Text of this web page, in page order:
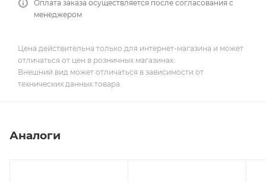
Оплата заказа осуществляется после согласования с
менеджером
Цена действительна только для интернет-магазина и может
отличаться от цен в розничных магазинах.
Внешний вид может отличаться в зависимости от
технических данных товара.
Аналоги